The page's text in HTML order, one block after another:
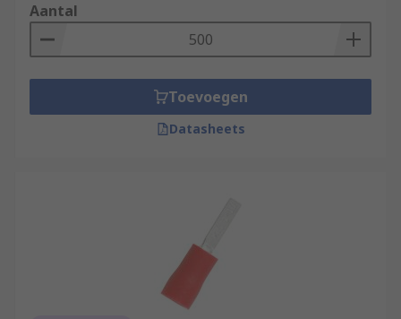
Aantal
Toevoegen
Datasheets